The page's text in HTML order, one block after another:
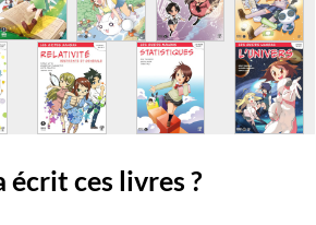
écrit ces livres ?